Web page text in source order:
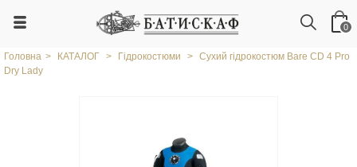
0
Головна > КАТАЛОГ > Гідрокостюми > Сухий гідрокостюм Bare СD 4 Pro
Dry Lady